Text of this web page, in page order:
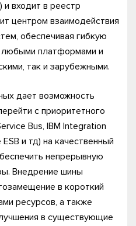
и входит в реестр
центром взаимодействия
обеспечивая гибкую
любыми платформами и
так и зарубежными.
дает возможность
с приоритетного
Bus, IBM Integration
и тд) на качественный
непрерывную
Внедрение шины
в короткий
ресурсов, а также
в существующие